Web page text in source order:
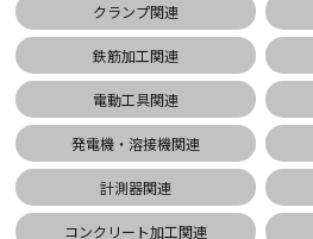
クランプ関連
鉄筋加工関連
電動工具関連
発電機・溶接機関連
計測器関連
コンクリート加工関連